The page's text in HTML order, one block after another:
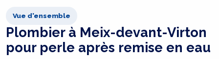
Vue d'ensemble
Plombier à Meix-devant-Virton
pour perle après remise en eau